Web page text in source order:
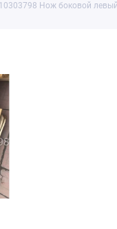
10303798 Нож боковой